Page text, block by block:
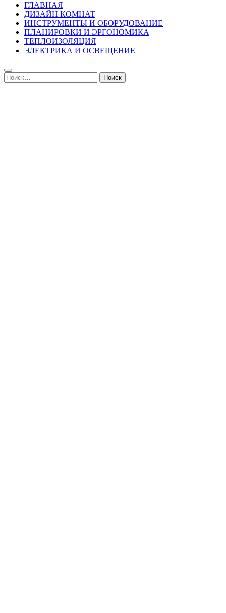
ГЛАВНАЯ
ДИЗАЙН КОМНАТ
ИНСТРУМЕНТЫ И ОБОРУДОВАНИЕ
ПЛАНИРОВКИ И ЭРГОНОМИКА
ТЕПЛОИЗОЛЯЦИЯ
ЭЛЕКТРИКА И ОСВЕЩЕНИЕ
Найти: